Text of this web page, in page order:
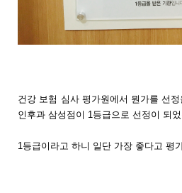
건강 보험 심사 평가원에서 뭔가를 선
인후과 삼성점이 1등급으로 선정이 되
1등급이라고 하니 일단 가장 좋다고 평